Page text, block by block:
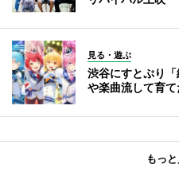
見る・遊ぶ
渋谷にすとぷり
や楽曲流して育
もっ